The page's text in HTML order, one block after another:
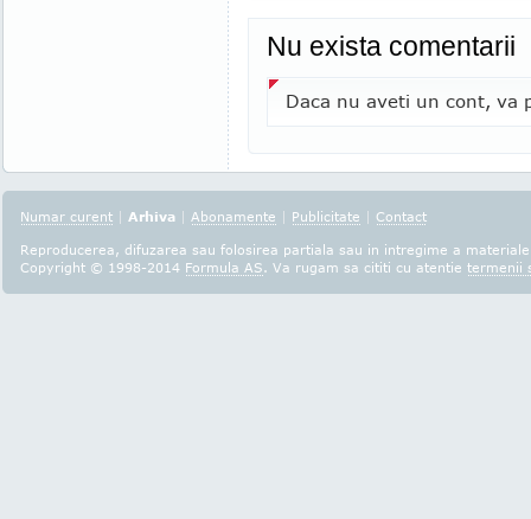
Nu exista comentarii
Daca nu aveti un cont, va
Numar curent | Arhiva | Abonamente | Publicitate | Contact
Reproducerea, difuzarea sau folosirea partiala sau in intregime a
Copyright © 1998-2014 Formula AS. Va rugam sa cititi cu atentie termenii